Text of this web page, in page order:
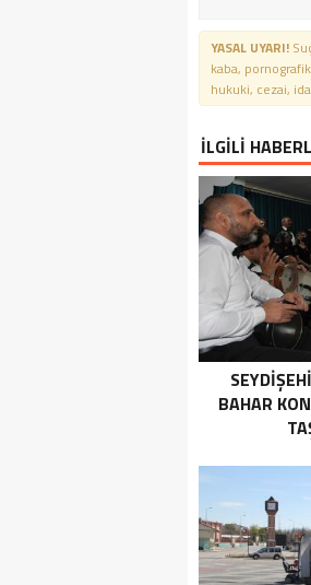
YASAL UYARI!
kaba,
hukuki, cezai,
İLGİLİ
BAHAR